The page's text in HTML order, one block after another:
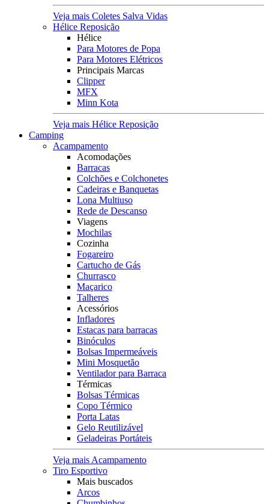
Veja mais Coletes Salva Vidas
Hélice Reposição
Hélice
Para Motores de Popa
Para Motores Elétricos
Principais Marcas
Clipper
MFX
Minn Kota
Veja mais Hélice Reposição
Camping
Acampamento
Acomodações
Barracas
Colchões e Colchonetes
Cadeiras e Banquetas
Lona Multiuso
Rede de Descanso
Viagens
Mochilas
Cozinha
Fogareiro
Cartucho de Gás
Churrasco
Maçarico
Talheres
Acessórios
Infladores
Estacas para barracas
Binóculos
Bolsas Impermeáveis
Mini Mosquetão
Ventilador para Barraca
Térmicas
Bolsas Térmicas
Copo Térmico
Porta Latas
Gelo Reutilizável
Geladeiras Portáteis
Veja mais Acampamento
Tiro Esportivo
Mais buscados
Arcos